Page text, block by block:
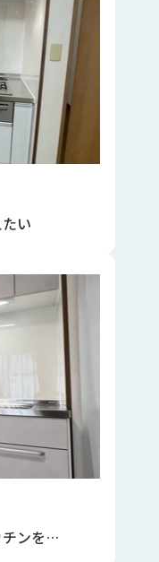
い
チンを…